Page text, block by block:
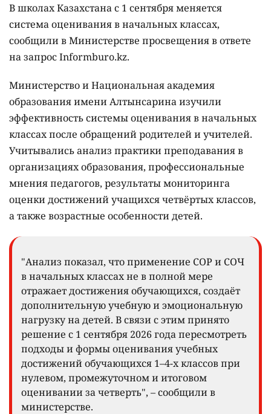
В школах Казахстана с 1 сентября меняется
система оценивания в начальных классах,
сообщили в Министерстве просвещения в ответе
на запрос Informburo.kz.
Министерство и Национальная академия
образования имени Алтынсарина изучили
эффективность системы оценивания в начальных
классах после обращений родителей и учителей.
Учитывались анализ практики преподавания в
организациях образования, профессиональные
мнения педагогов, результаты мониторинга
оценки достижений учащихся четвёртых классов,
а также возрастные особенности детей.
"Анализ показал, что применение СОР и СОЧ
в начальных классах не в полной мере
отражает достижения обучающихся, создаёт
дополнительную учебную и эмоциональную
нагрузку на детей. В связи с этим принято
решение с 1 сентября 2026 года пересмотреть
подходы и формы оценивания учебных
достижений обучающихся 1–4-х классов при
нулевом, промежуточном и итоговом
оценивании за четверть", – сообщили в
министерстве.